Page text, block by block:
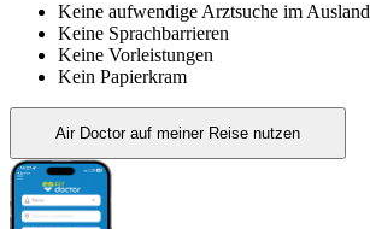
Keine aufwendige Arztsuche im Ausland
Keine Sprachbarrieren
Keine Vorleistungen
Kein Papierkram
Air Doctor auf meiner Reise nutzen